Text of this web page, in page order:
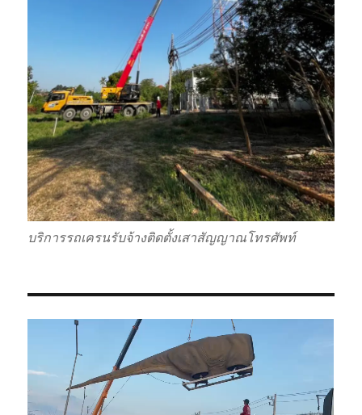
บริการรถเครนรับจ้างติดตั้งเสาสัญญาณโทรศัพท์